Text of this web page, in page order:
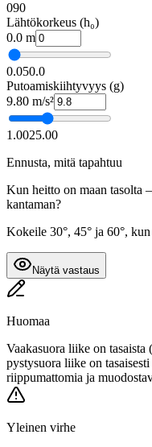
090
Lähtökorkeus (h₀)
0.0 m
0.050.0
Putoamiskiihtyvyys (g)
9.80 m/s²
1.0025.00
Ennusta, mitä tapahtuu
Kun heitto on maan tasolta
kantaman?
Kokeile 30°, 45° ja 60°,
Näytä vastaus
Huomaa
Vaakasuora liike on
pystysuora liike on
riippumattomia ja
Yleinen virhe